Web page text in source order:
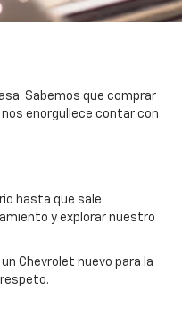
Sabemos que comprar
enorgullece contar con
hasta que sale
y explorar nuestro
Chevrolet nuevo para la